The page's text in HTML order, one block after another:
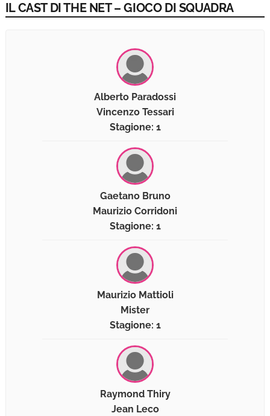
IL CAST DI THE NET – GIOCO DI SQUADRA
Alberto Paradossi
Vincenzo Tessari
Stagione: 1
Gaetano Bruno
Maurizio Corridoni
Stagione: 1
Maurizio Mattioli
Mister
Stagione: 1
Raymond Thiry
Jean Leco